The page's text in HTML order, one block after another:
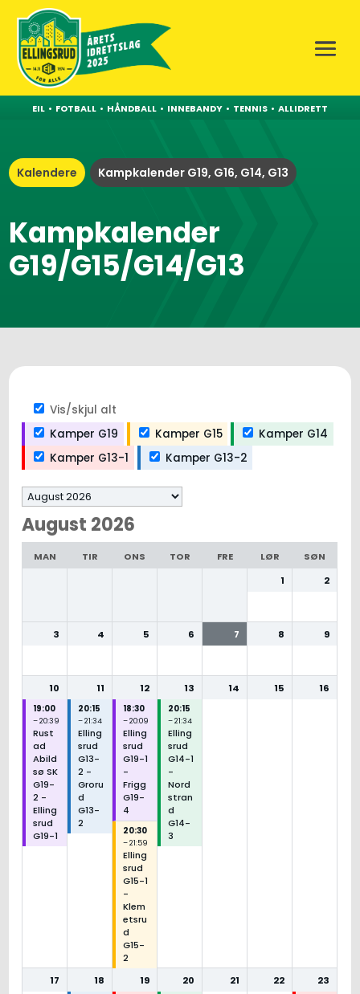
EIL • FOTBALL • HÅNDBALL • INNEBANDY • TENNIS • ALLIDRETT
Kalendere Kampkalender G19, G16, G14, G13
Kampkalender
G19/G15/G14/G13
Vis/skjul alt
Kamper G19
Kamper G15
Kamper G14
Kamper G13-1
Kamper G13-2
Valg
av
måned
August 2026
MAN TIR ONS TOR FRE LØR
SØN
1
2
3 4 5 6 7 8 9
10
19:00
– 20:39
Rust
ad
Abild
sø SK
G19-
2 -
Elling
srud
G19-1
11
20:15
– 21:34
Elling
srud
G13-
2 -
Groru
d
G13-
2
12
18:30
– 20:09
Elling
srud
G19-1
-
Frigg
G19-
4
20:30
– 21:59
Elling
srud
G15-1
-
Klem
etsru
d
G15-
2
13
20:15
– 21:34
Elling
srud
G14-1
-
Nord
stran
d
G14-
3
14 15 16
17 18 19 20 21 22 23